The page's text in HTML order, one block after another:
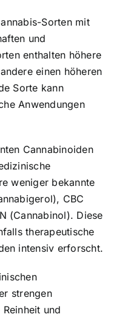
Sorten mit
und
enthalten höhere
einen höheren
Sorte kann
Anwendungen
Cannabinoiden
weniger bekannte
CBC
(Cannabinol). Diese
therapeutische
intensiv erforscht.
strengen
und